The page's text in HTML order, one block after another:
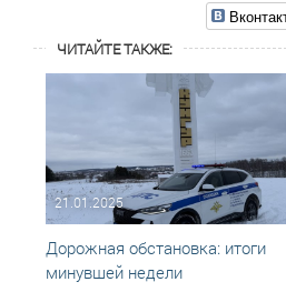
ЧИТАЙТЕ ТАКЖЕ:
21.01.2025
Дорожная обстановка: итоги
минувшей недели